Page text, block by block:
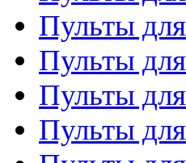
Пульты
Пульты
Пульты
Пульты